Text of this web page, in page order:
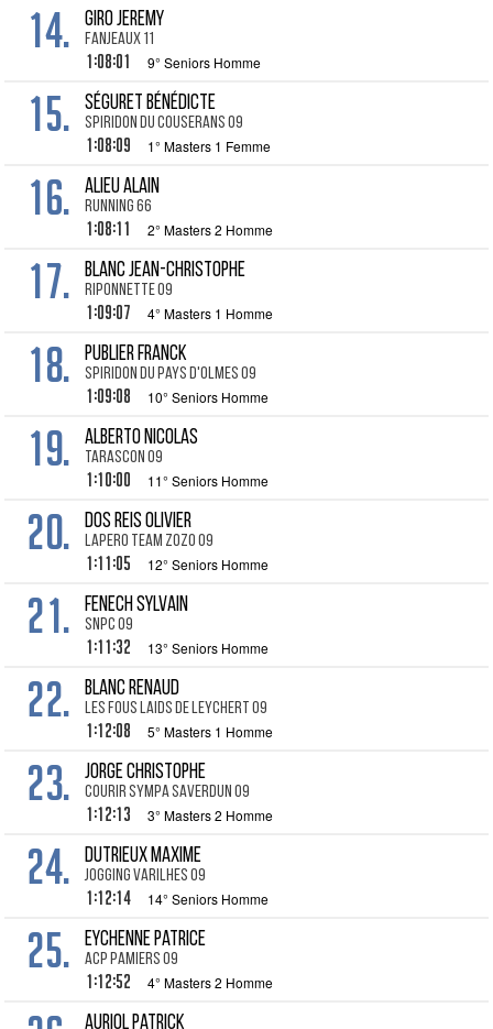
14. GIRO Jeremy
Fanjeaux 11
1:08:01 9° Seniors Homme
15. SÉGURET Bénédicte
Spiridon du Couserans 09
1:08:09 1° Masters 1 Femme
16. ALIEU Alain
Running 66
1:08:11 2° Masters 2 Homme
17. BLANC Jean-Christophe
Riponnette 09
1:09:07 4° Masters 1 Homme
18. PUBLIER Franck
Spiridon du Pays d'Olmes 09
1:09:08 10° Seniors Homme
19. ALBERTO Nicolas
Tarascon 09
1:10:00 11° Seniors Homme
20. DOS REIS Olivier
Lapero Team Zozo 09
1:11:05 12° Seniors Homme
21. FENECH Sylvain
SNPC 09
1:11:32 13° Seniors Homme
22. BLANC Renaud
les Fous Laids de Leychert 09
1:12:08 5° Masters 1 Homme
23. JORGE Christophe
Courir Sympa Saverdun 09
1:12:13 3° Masters 2 Homme
24. DUTRIEUX Maxime
Jogging Varilhes 09
1:12:14 14° Seniors Homme
25. EYCHENNE Patrice
ACP Pamiers 09
1:12:52 4° Masters 2 Homme
AURIOL Patrick